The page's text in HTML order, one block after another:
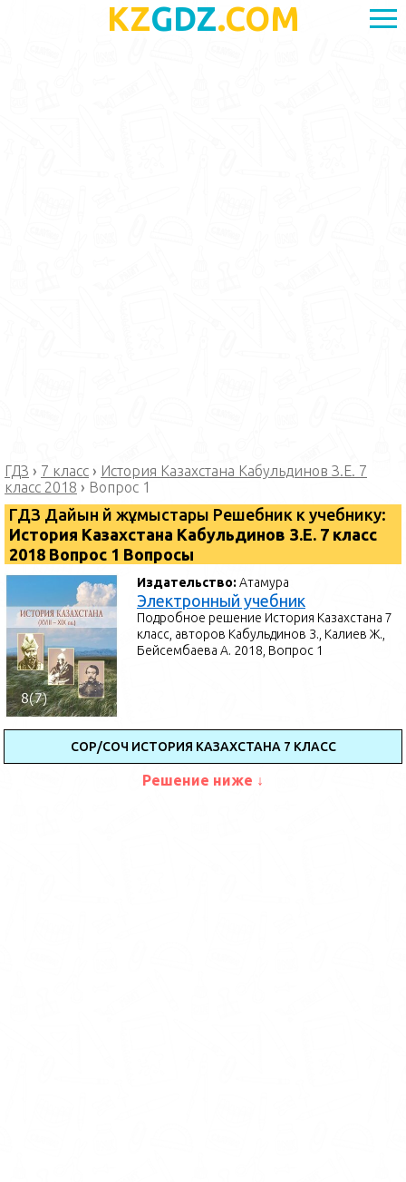
KZGDZ.COM
ГДЗ › 7 класс › История Казахстана Кабульдинов З.Е. 7
класс 2018 › Вопрос 1
ГДЗ Дайын үй жұмыстары Решебник к учебнику:
История Казахстана Кабульдинов З.Е. 7 класс
2018 Вопрос 1 Вопросы
Издательство:Атамура
Электронный учебник
Подробное решение История Казахстана 7
класс, авторов Кабульдинов З., Калиев Ж.,
Бейсембаева А. 2018, Вопрос 1
СОР/СОЧ ИСТОРИЯ КАЗАХСТАНА 7 КЛАСС
Решение ниже ↓